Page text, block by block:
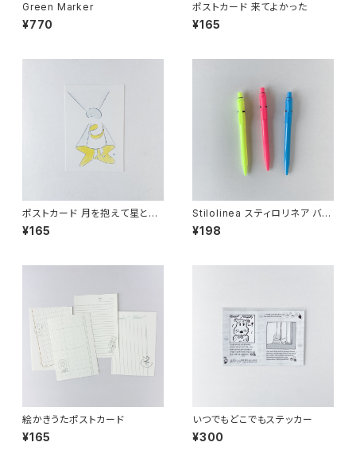
Green Marker
¥770
ポストカード 来てよかった
¥165
ポストカード 月を抱えて星と行
く
¥165
Stilolinea スティロリネア バロ
ントータルフルオ ボールペン
¥198
絵かきうたポストカード
¥165
いつでもどこでもステッカー
¥300